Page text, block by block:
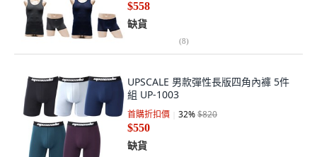
$558
缺貨
(8)
UPSCALE 男款彈性長版四角內褲 5件
組 UP-1003
首購折扣價 32%$820
$550
缺貨